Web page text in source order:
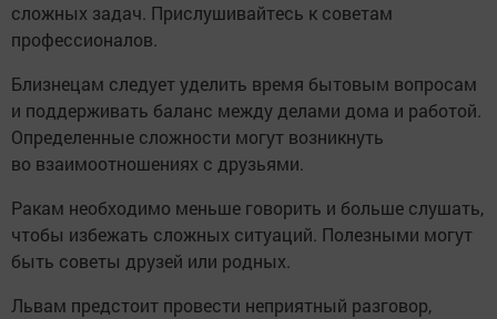
сложных задач. Прислушивайтесь к советам
профессионалов.
Близнецам следует уделить время бытовым вопросам
и поддерживать баланс между делами дома и работой.
Определенные сложности могут возникнуть
во взаимоотношениях с друзьями.
Ракам необходимо меньше говорить и больше слушать,
чтобы избежать сложных ситуаций. Полезными могут
быть советы друзей или родных.
Львам предстоит провести неприятный разговор,